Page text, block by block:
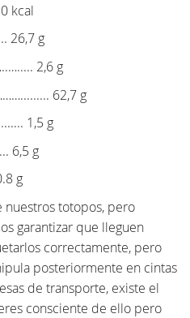
kcal
26,7 g
2,6 g
62,7 g
1,5 g
6,5 g
g
nuestros totopos, pero
garantizar que lleguen
correctamente, pero
posteriormente en cintas
de transporte, existe el
consciente de ello pero